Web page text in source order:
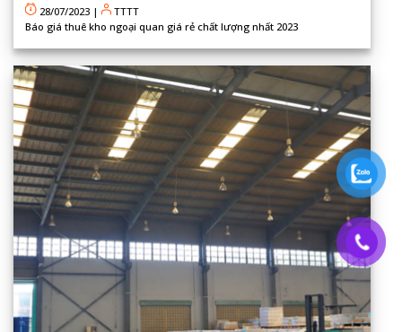
28/07/2023 |
TTTT
Báo giá thuê kho ngoại quan giá rẻ chất lượng nhất 2023